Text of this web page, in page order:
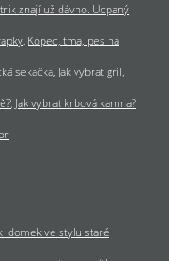
znají už dávno. Ucpaný
Kopec, tma, pes na
sekačka Jak vybrat gril,
Jak vybrat krbová kamna?
domek ve stylu staré